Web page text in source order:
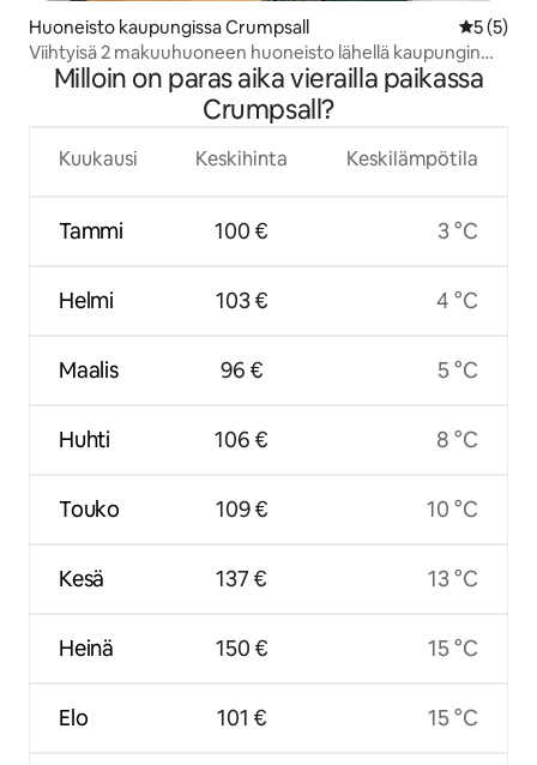
Huoneisto kaupungissa Crumpsall
5 (5)
Viihtyisä 2 makuuhuoneen huoneisto lähellä kaupungin
keskustaa
Milloin on paras aika vierailla paikassa
Crumpsall?
Kuukausi
Tammi
Helmi
Maalis
Huhti
Touko
Kesä
Heinä
Elo
Keskihinta
100 €
103 €
96 €
106 €
109 €
137 €
150 €
101 €
Keskilämpötila
3 °C
4 °C
5 °C
8 °C
10 °C
13 °C
15 °C
15 °C